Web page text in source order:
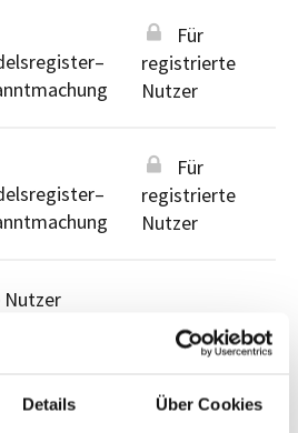
Details Über Cookies
Für
registrierte
Nutzer
Für
registrierte
Nutzer